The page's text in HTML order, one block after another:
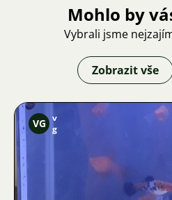
Mohlo by
Vybrali jsme
Zobrazit vše
VG v
g